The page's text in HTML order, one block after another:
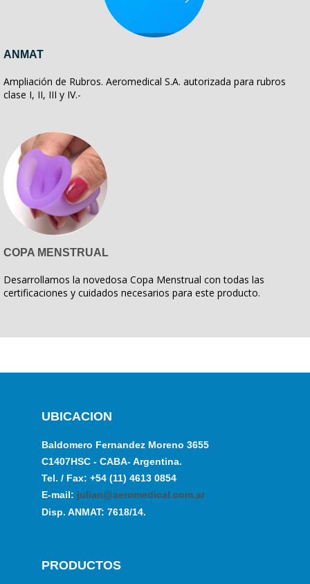
ANMAT
Ampliación de Rubros. Aeromedical S.A. autorizada para rubros
clase I, II, III y IV.-
COPA MENSTRUAL
Desarrollamos la novedosa Copa Menstrual con todas las
certificaciones y cuidados necesarios para este producto.
UBICACION
Baldomero Fernandez Moreno 3655
C1407HSC - CABA- Argentina.
Tel. / Fax: +54 (11) 4613 0854
E-mail: julian@aeromedical.com.ar
Disp. ANMAT: 7618/14.
PRODUCTOS